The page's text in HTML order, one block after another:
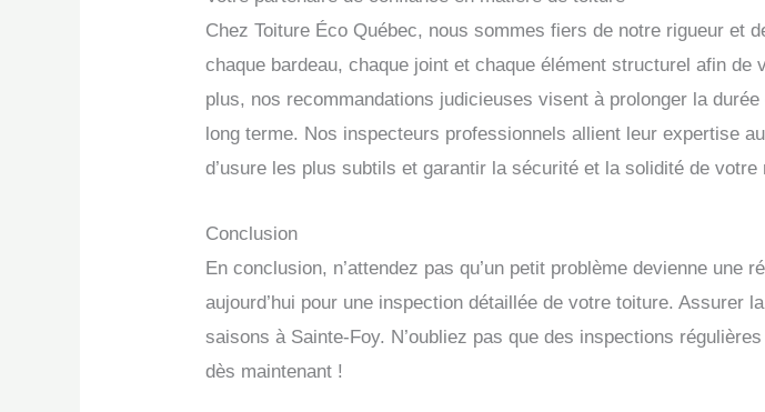
Chez Toiture Éco Québec, nous sommes fiers de notre rigueur et
chaque bardeau, chaque joint et chaque élément structurel afin
plus, nos recommandations judicieuses visent à prolonger la
long terme. Nos inspecteurs professionnels allient leur expertise
d’usure les plus subtils et garantir la sécurité et la solidité de votre
Conclusion
En conclusion, n’attendez pas qu’un petit problème devienne une
aujourd’hui pour une inspection détaillée de votre toiture. Assurer
saisons à Sainte-Foy. N’oubliez pas que des inspections
dès maintenant !